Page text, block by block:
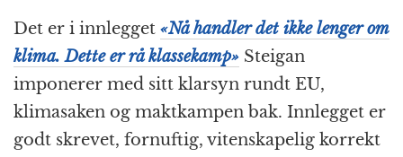
Det er i innlegget «Nå handler det ikke lenger om
klima. Dette er rå klassekamp» Steigan
imponerer med sitt klarsyn rundt EU,
klimasaken og maktkampen bak. Innlegget er
godt skrevet, fornuftig, vitenskapelig korrekt